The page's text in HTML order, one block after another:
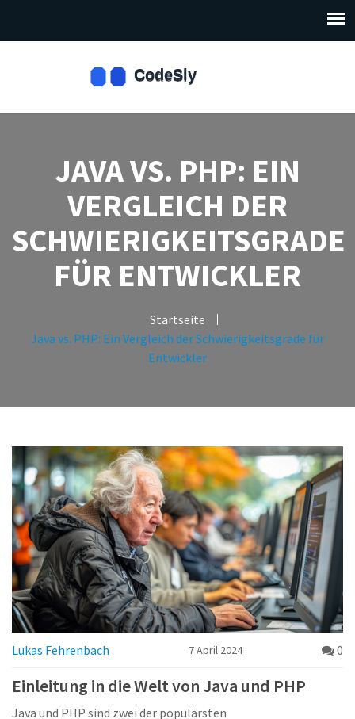
JAVA VS. PHP: EIN
VERGLEICH DER
SCHWIERIGKEITSGRADE
FÜR ENTWICKLER
Startseite
Java vs. PHP: Ein Vergleich der Schwierigkeitsgrade für
Entwickler
Lukas Fehrenbach 7 April 2024 0
Einleitung in die Welt von Java und PHP
Java und PHP sind zwei der populärsten